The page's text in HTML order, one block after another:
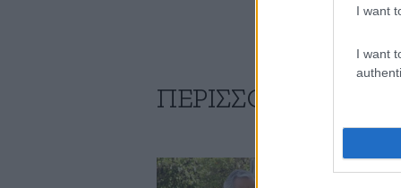
I want
I want
ΠΕΡΙΣΣΟΤΕΡΑ ΑΠΟ